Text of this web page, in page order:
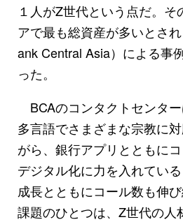
１人がZ世代という点だ。
アで最も総資産が多いとさ
ank Central Asia）による事
った。
BCAのコンタクトセンター
多言語でさまざまな宗教に
がら、銀行アプリとともに
デジタル化に力を入れてい
成長とともにコール数も伸び
課題のひとつは、Z世代の人